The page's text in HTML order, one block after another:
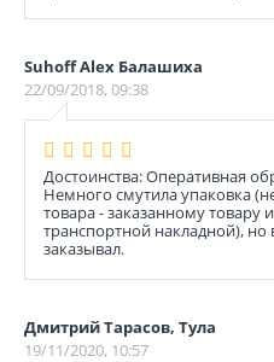
Suhoff Alex Балашиха
22/09/2018, 09:38
Достоинства: Оперативная
Немного смутила упаковка
товара - заказанному
транспортной накладной), но
заказывал.
Дмитрий Тарасов, Тула
19/11/2020, 10:57